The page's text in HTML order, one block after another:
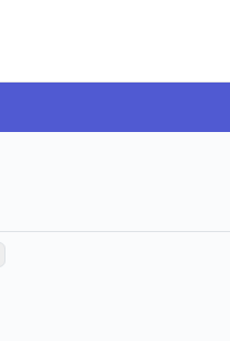
の感想が合計1件投稿され
ン・タイプが合計7票投票
所属医師への患者さんの
ー（合算）
所属医師へのサンキュー
ニケーション・タイプ（合算）
所属医師へのコミュニケー